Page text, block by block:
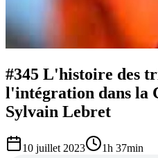
#345 L'histoire des
l'intégration dans la
Sylvain Lebret
10 juillet 2023 1h 37min